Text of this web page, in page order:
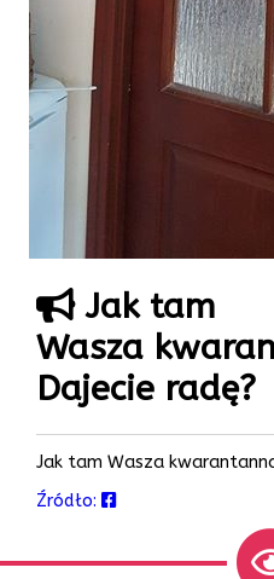
Jak tam
Wasza
Dajecie radę?
Jak tam Wasza
Źródło: